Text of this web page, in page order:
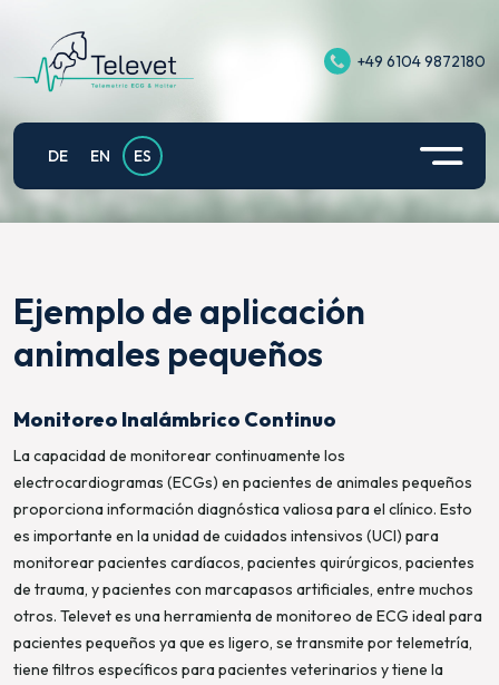
+49 6104 9872180
DE EN ES
Ejemplo de aplicación
animales pequeños
Monitoreo Inalámbrico Continuo
La capacidad de monitorear continuamente los
electrocardiogramas (ECGs) en pacientes de animales pequeños
proporciona información diagnóstica valiosa para el clínico. Esto
es importante en la unidad de cuidados intensivos (UCI) para
monitorear pacientes cardíacos, pacientes quirúrgicos, pacientes
de trauma, y pacientes con marcapasos artificiales, entre muchos
otros. Televet es una herramienta de monitoreo de ECG ideal para
pacientes pequeños ya que es ligero, se transmite por telemetría,
tiene filtros específicos para pacientes veterinarios y tiene la
Televet II
Televet Cloud
ECG de Ejercicio Equino
Ejemplo de aplicación animales pequeños
Telvet para fisiología del rendimiento
Apoyo
Politica de privacidad
Información legal
Política de Privacidad para la Aplicación Televet
en Android